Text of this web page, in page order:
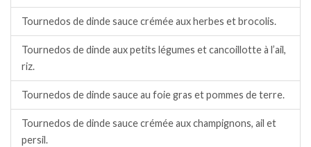
Tournedos de dinde sauce crémée aux herbes et brocolis.
Tournedos de dinde aux petits légumes et cancoillotte à l’ail,
riz.
Tournedos de dinde sauce au foie gras et pommes de terre.
Tournedos de dinde sauce crémée aux champignons, ail et
persil.